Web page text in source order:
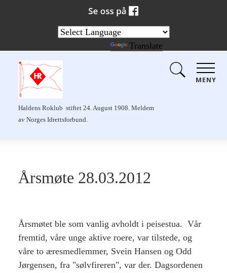
Haldens Roklub stiftet 24. August 1908. Meldem
av Norges Idrettsforbund.
MENY
Årsmøte 28.03.2012
Årsmøtet ble som vanlig avholdt i peisestua. Vår
fremtid, våre unge aktive roere, var tilstede, og
våre to æresmedlemmer, Svein Hansen og Odd
Jørgensen, fra "sølvfireren", var der. Dagsordenen
Translate